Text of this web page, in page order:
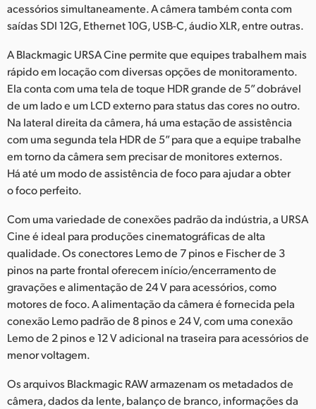
acessórios simultaneamente. A câmera também conta com
saídas SDI 12G, Ethernet 10G, USB-C, áudio XLR, entre outras.
A Blackmagic URSA Cine permite que equipes trabalhem mais
rápido em locação com diversas opções de monitoramento.
Ela conta com uma tela de toque HDR grande de 5” dobrável
de um lado e um LCD externo para status das cores no outro.
Na lateral direita da câmera, há uma estação de assistência
com uma segunda tela HDR de 5” para que a equipe trabalhe
em torno da câmera sem precisar de monitores externos.
Há até um modo de assistência de foco para ajudar a obter
o foco perfeito.
Com uma variedade de conexões padrão da indústria, a URSA
Cine é ideal para produções cinematográficas de alta
qualidade. Os conectores Lemo de 7 pinos e Fischer de 3
pinos na parte frontal oferecem início/encerramento de
gravações e alimentação de 24 V para acessórios, como
motores de foco. A alimentação da câmera é fornecida pela
conexão Lemo padrão de 8 pinos e 24 V, com uma conexão
Lemo de 2 pinos e 12 V adicional na traseira para acessórios de
menor voltagem.
Os arquivos Blackmagic RAW armazenam os metadados de
câmera, dados da lente, balanço de branco, informações da